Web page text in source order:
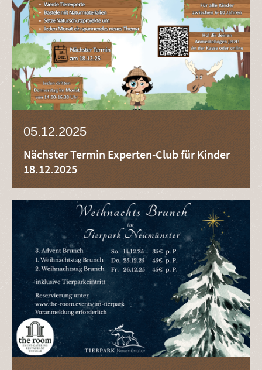
05.12.2025
Nächster Termin Experten-Club für Kinder
18.12.2025